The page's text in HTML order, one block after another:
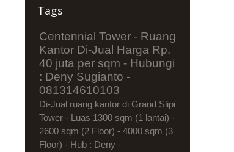
Tags
Centennial Tower - Ruang
Kantor Di-Jual Harga Rp.
40 juta per sqm - Hubungi
: Deny Sugianto -
081314610103
Di-Jual ruang kantor di Grand Slipi
Tower - Luas 1300 sqm (1 lantai) -
2600 sqm (2 Floor) - 4000 sqm (3
Floor) - Hub : Deny -